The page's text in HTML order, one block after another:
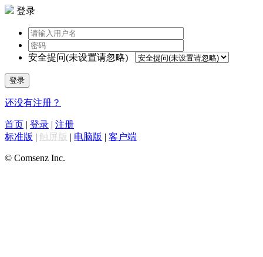
登录
安全提问(未设置请忽略)
登录
还没有注册？
首页 | 登录 | 注册
标准版 | 触屏版 | 电脑版 | 客户端
© Comsenz Inc.